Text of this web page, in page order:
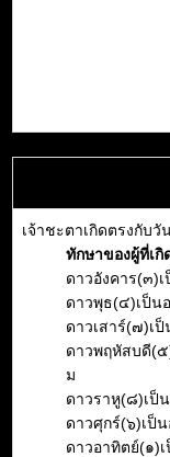
เจ้าชะตาเกิดตรงกับ
ทักษาของผู้ที่เกิ
ดาวอังคาร(๓)
ดาวพุธ(๔)เป็
ดาวเสาร์(๗)เ
ดาวพฤหัสบดี(
ม
ดาวราหู(๘)เป็
ดาวศุกร์(๖)เป็
ดาวอาทิตย์(๑)